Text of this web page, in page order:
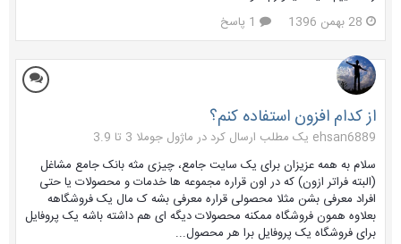
28 بهمن 1396
از کدام افزون استفاده کنم؟
ehsan6889 یک مطلب ارسال کرد در
ماژول جوملا 3 تا 3.9
سلام به همه عزیزان برای یک سایت جامع، چیزی مثه بانک جامع مشاغل
(البته فراتر ازون) که در اون قراره مجموعه ها خدمات و محصولات یا حتی
افراد معرفی بشن مثلا محصولی قراره معرفی بشه ک مال یک فروشگاهه
بعلاوه همون فروشگاه ممکنه محصولات دیگه ای هم داشته باشه یک پروفایل
برای فروشگاه یک پروفایل برا هر محصول...